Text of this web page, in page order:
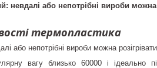
невдалі або непотрібні вироби можна
термопластика
або непотрібні вироби можна
вагу близько 60000 і ідеально